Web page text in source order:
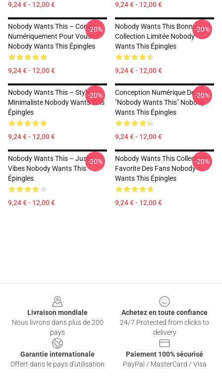
9,24 € - 12,00 € 9,24 € - 12,00 €
Nobody Wants This – Conçu
Numériquement Pour Vous
Nobody Wants This Épingles
9,24 € - 12,00 €
-20%
Nobody Wants This Bonne
Collection Limitée Nobody
Wants This Épingles
9,24 € - 12,00 €
-20%
Nobody Wants This – Style
Minimaliste Nobody Wants This
Épingles
9,24 € - 12,00 €
-20%
Conception Numérique De
"Nobody Wants This" Nobody
Wants This Épingles
9,24 € - 12,00 €
-20%
Nobody Wants This – Juste
Vibes Nobody Wants This
Épingles
9,24 € - 12,00 €
-20%
Nobody Wants This Collection
Favorite Des Fans Nobody
Wants This Épingles
9,24 € - 12,00 €
-20%
Livraison mondiale
Nous livrons dans plus de 200
pays
Achetez en toute confiance
24/7 Protected from clicks to
delivery
Garantie internationale
Offert dans le pays d'utilisation
Paiement 100% sécurisé
PayPal / MasterCard / Visa